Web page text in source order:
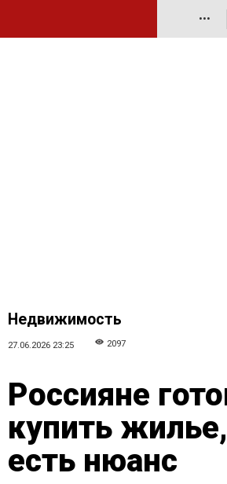
•••
Недвижимость
27.06.2026 23:25 2097
Россияне
купить
есть нюанс